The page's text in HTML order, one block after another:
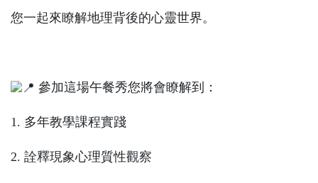
您一起來瞭解地理背後的心靈世界。
參加這場午餐秀您將會瞭解到：
1. 多年教學課程實踐
2. 詮釋現象心理質性觀察